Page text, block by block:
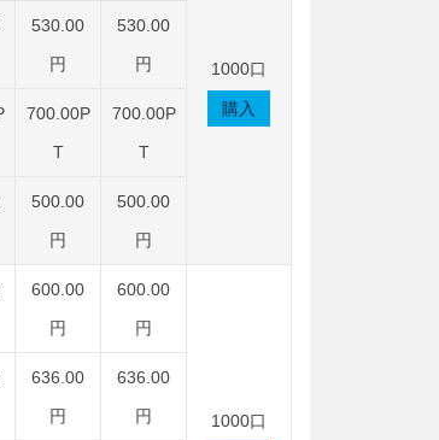
1000口
購入
530.00
円
530.00
円
700.00P
T
700.00P
T
500.00
円
500.00
円
600.00
円
600.00
円
1000口
636.00
円
636.00
円